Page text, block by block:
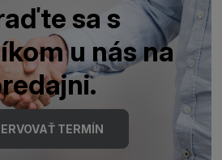
sa s
u nás na
TERMÍN